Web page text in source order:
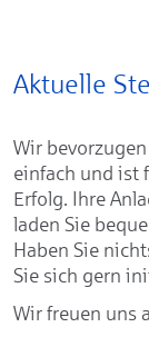
Aktuelle
Wir
einfach und ist
Erfolg. Ihre
laden Sie
Haben Sie
Sie sich gern
Wir freuen uns